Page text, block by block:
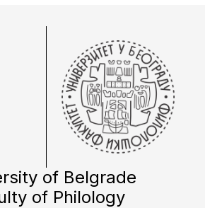
of Belgrade
of Philology